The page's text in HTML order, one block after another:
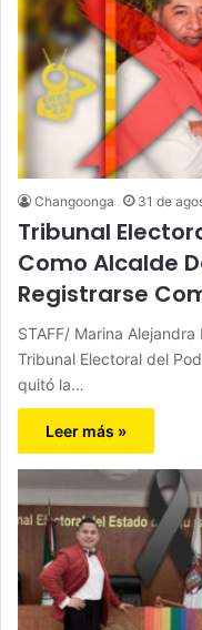
Changoonga 31 de
Tribunal
Como Alcalde
Registrarse
STAFF/ Marina
Tribunal Electoral del
quitó la…
Leer más »